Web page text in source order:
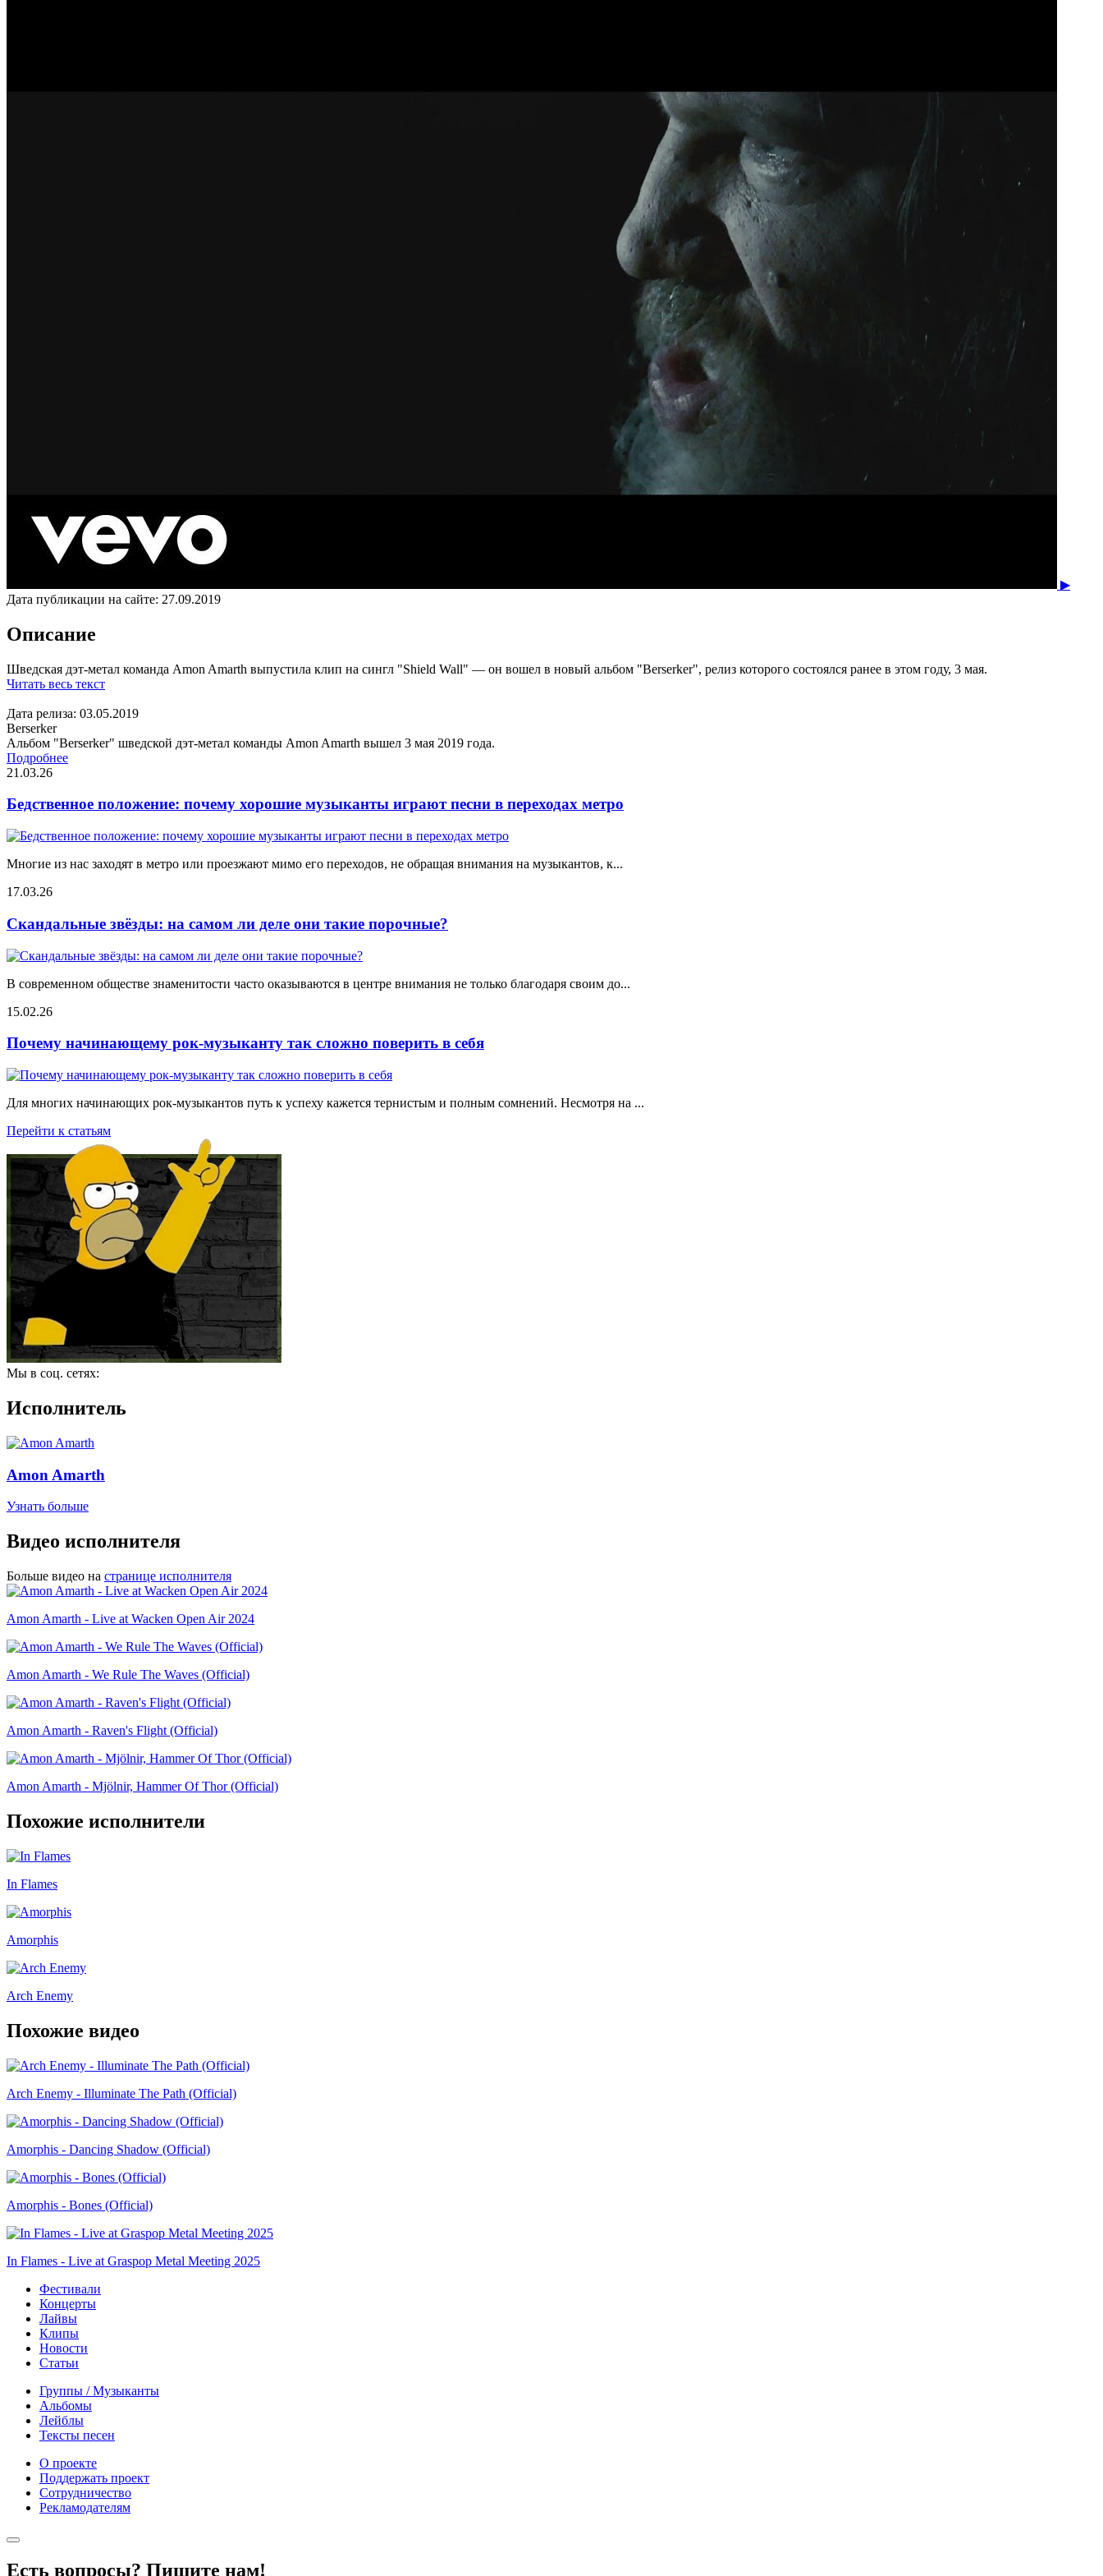
▶
Дата публикации на сайте: 27.09.2019
Описание
Шведская дэт-метал команда Amon Amarth выпустила клип на сингл "Shield Wall" — он вошел в новый альбом "Berserker", релиз которого состоялся ранее в этом году, 3 мая.
Читать весь текст
Дата релиза: 03.05.2019
Berserker
Альбом "Berserker" шведской дэт-метал команды Amon Amarth вышел 3 мая 2019 года.
Подробнее
21.03.26
Бедственное положение: почему хорошие музыканты играют песни в переходах метро
Многие из нас заходят в метро или проезжают мимо его переходов, не обращая внимания на музыкантов, к...
17.03.26
Скандальные звёзды: на самом ли деле они такие порочные?
В современном обществе знаменитости часто оказываются в центре внимания не только благодаря своим до...
15.02.26
Почему начинающему рок-музыканту так сложно поверить в себя
Для многих начинающих рок-музыкантов путь к успеху кажется тернистым и полным сомнений. Несмотря на ...
Перейти к статьям
Мы в соц. сетях:
Исполнитель
Amon Amarth
Узнать больше
Видео исполнителя
Больше видео на странице исполнителя
Amon Amarth - Live at Wacken Open Air 2024
Amon Amarth - We Rule The Waves (Official)
Amon Amarth - Raven's Flight (Official)
Amon Amarth - Mjölnir, Hammer Of Thor (Official)
Похожие исполнители
In Flames
Amorphis
Arch Enemy
Похожие видео
Arch Enemy - Illuminate The Path (Official)
Amorphis - Dancing Shadow (Official)
Amorphis - Bones (Official)
In Flames - Live at Graspop Metal Meeting 2025
Фестивали
Концерты
Лайвы
Клипы
Новости
Статьи
Группы / Музыканты
Альбомы
Лейблы
Тексты песен
О проекте
Поддержать проект
Сотрудничество
Рекламодателям
Есть вопросы? Пишите нам!